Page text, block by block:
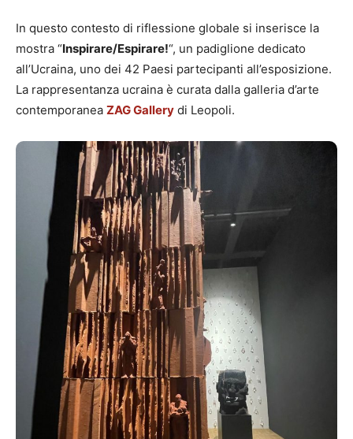
In questo contesto di riflessione globale si inserisce la
mostra “Inspirare/Espirare!“, un padiglione dedicato
all’Ucraina, uno dei 42 Paesi partecipanti all’esposizione.
La rappresentanza ucraina è curata dalla galleria d’arte
contemporanea ZAG Gallery di Leopoli.